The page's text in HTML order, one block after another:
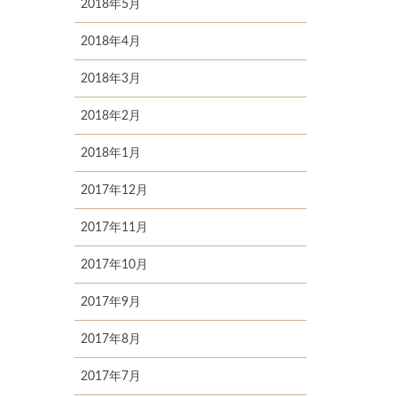
2018年5月
2018年4月
2018年3月
2018年2月
2018年1月
2017年12月
2017年11月
2017年10月
2017年9月
2017年8月
2017年7月